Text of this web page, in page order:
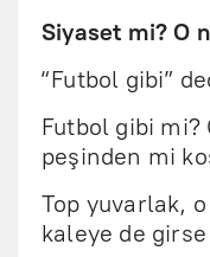
Siyaset mi? O
“Futbol gibi”
Futbol gibi mi?
peşinden mi
Top yuvarlak,
kaleye de